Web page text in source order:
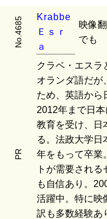
No.4685 Kra bbe
Ｅ ｓ
ｒ
ａ
映像
でも
PR
クラベ・エスラ
オランダ語だが
ため、英語から
2012年まで日
教育を受け、日
る。法政大学日
年をもって卒業
トが需要され
も自信あり。
活躍中。特に映
訳も多数経験あ